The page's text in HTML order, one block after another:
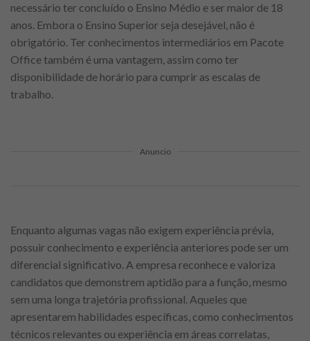
necessário ter concluído o Ensino Médio e ser maior de 18
anos. Embora o Ensino Superior seja desejável, não é
obrigatório. Ter conhecimentos intermediários em Pacote
Office também é uma vantagem, assim como ter
disponibilidade de horário para cumprir as escalas de
trabalho.
Anuncio
Enquanto algumas vagas não exigem experiência prévia,
possuir conhecimento e experiência anteriores pode ser um
diferencial significativo. A empresa reconhece e valoriza
candidatos que demonstrem aptidão para a função, mesmo
sem uma longa trajetória profissional. Aqueles que
apresentarem habilidades específicas, como conhecimentos
técnicos relevantes ou experiência em áreas correlatas,